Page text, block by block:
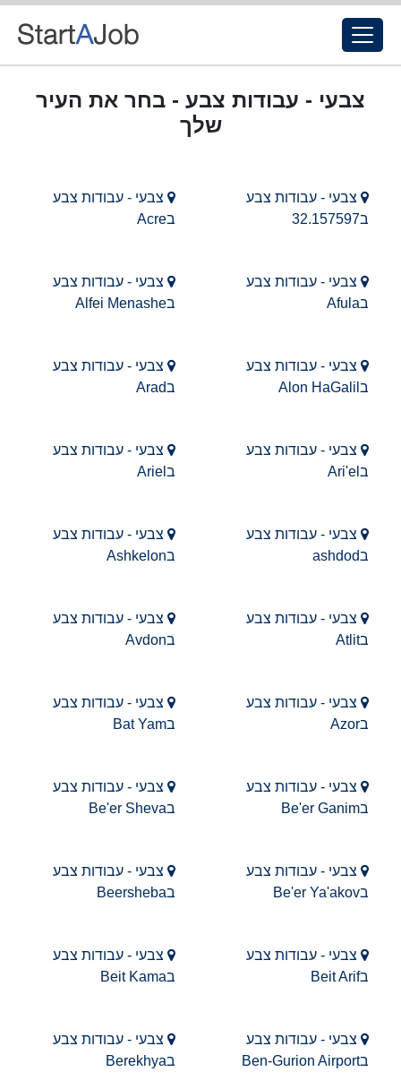
צבעי - עבודות צבע - בחר את העיר
שלך
צבעי - עבודות צבע
ב32.157597
צבעי - עבודות צבע
בAcre
צבעי - עבודות צבע
בAfula
צבעי - עבודות צבע
בAlfei Menashe
צבעי - עבודות צבע
בAlon HaGalil
צבעי - עבודות צבע
בArad
צבעי - עבודות צבע
בAri'el
צבעי - עבודות צבע
בAriel
צבעי - עבודות צבע
בashdod
צבעי - עבודות צבע
בAshkelon
צבעי - עבודות צבע
בAtlit
צבעי - עבודות צבע
בAvdon
צבעי - עבודות צבע
בAzor
צבעי - עבודות צבע
בBat Yam
צבעי - עבודות צבע
בBe'er Ganim
צבעי - עבודות צבע
בBe'er Sheva
צבעי - עבודות צבע
בBe'er Ya'akov
צבעי - עבודות צבע
בBeersheba
צבעי - עבודות צבע
בBeit Arif
צבעי - עבודות צבע
בBeit Kama
צבעי - עבודות צבע
בBen-Gurion Airport
צבעי - עבודות צבע
בBerekhya